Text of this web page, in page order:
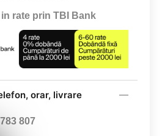
in rate prin TBI Bank
orar, livrare
807